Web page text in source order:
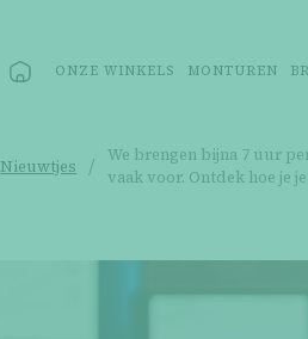
ONZE WINKELS MONTUREN
Nieuwtjes /
We brengen bijna 7 uur
vaak voor. Ontdek hoe je